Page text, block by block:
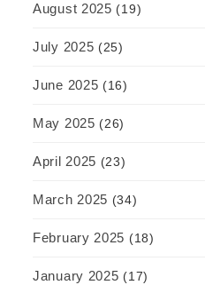
August 2025 (19)
July 2025 (25)
June 2025 (16)
May 2025 (26)
April 2025 (23)
March 2025 (34)
February 2025 (18)
January 2025 (17)